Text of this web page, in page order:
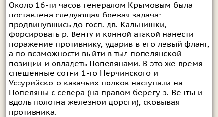
Около 16-ти часов генералом Крымовым была
поставлена следующая боевая задача:
продвинувшись до госп. дв. Кальнишки,
форсировать р. Венту и конной атакой нанести
поражение противнику, ударив в его левый фланг,
а по возможности выйти в тыл попелянской
позиции и овладеть Попелянами. В это же время
спешенные сотни 1-го Нерчинского и
Уссурийского казачьих полков наступали на
Попеляны с севера (на правом берегу р. Венты и
вдоль полотна железной дороги), сковывая
противника.